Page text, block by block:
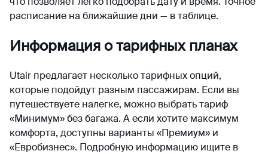
расписание на ближайшие дни — в таблице.
Информация о тарифных планах
Utair предлагает несколько тарифных опций,
которые подойдут разным пассажирам. Если вы
путешествуете налегке, можно выбрать тариф
«Минимум» без багажа. А если хотите максимум
комфорта, доступны варианты «Премиум» и
«Евробизнес». Подробную информацию ищите в